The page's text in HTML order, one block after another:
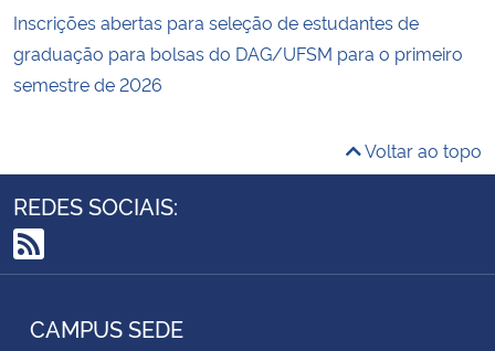
Inscrições abertas para seleção de estudantes de
graduação para bolsas do DAG/UFSM para o primeiro
semestre de 2026
Voltar ao topo
REDES SOCIAIS:
RSS
CAMPUS SEDE